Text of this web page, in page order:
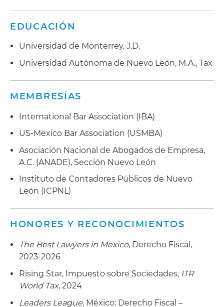
EDUCACIÓN
Universidad de Monterrey, J.D.
Universidad Autónoma de Nuevo León, M.A., Tax
MEMBRESÍAS
International Bar Association (IBA)
US-Mexico Bar Association (USMBA)
Asociación Nacional de Abogados de Empresa,
A.C. (ANADE), Sección Nuevo León
Instituto de Contadores Públicos de Nuevo
León (ICPNL)
HONORES Y RECONOCIMIENTOS
The Best Lawyers in Mexico, Derecho Fiscal,
2023-2026
Rising Star, Impuesto sobre Sociedades, ITR
World Tax, 2024
Leaders League, México: Derecho Fiscal –